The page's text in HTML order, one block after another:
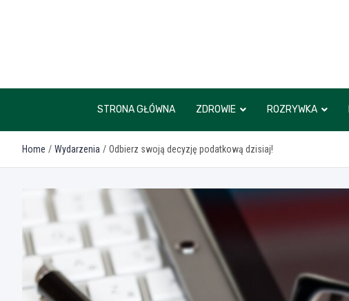
STRONA GŁÓWNA ZDROWIE ROZRYWKA
Home Wydarzenia Odbierz swoją decyzję podatkową dzisiaj!